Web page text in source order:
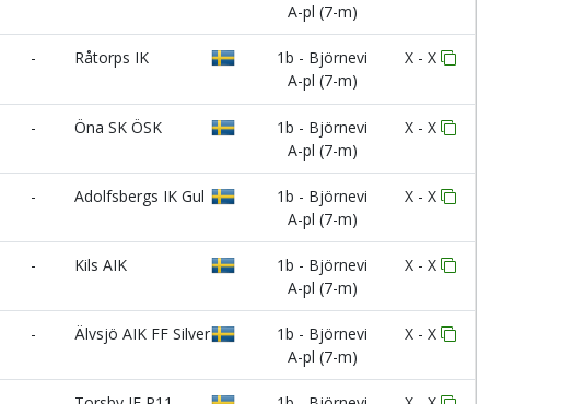
A-pl (7-m)
- Råtorps IK
1b - Björnevi
A-pl (7-m)
X - X
- Öna SK ÖSK
1b - Björnevi
A-pl (7-m)
X - X
- Adolfsbergs IK Gul
1b - Björnevi
A-pl (7-m)
X - X
- Kils AIK
1b - Björnevi
A-pl (7-m)
X - X
- Älvsjö AIK FF Silver
1b - Björnevi
A-pl (7-m)
X - X